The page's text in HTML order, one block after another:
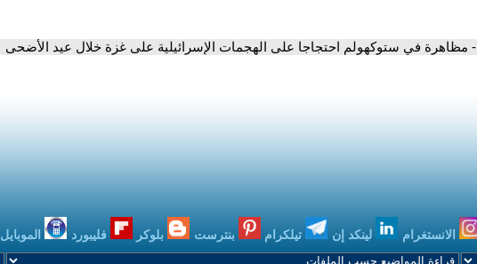
- مظاهرة في ستوكهولم احتجاجا على الهجمات الإسرائيلية على غزة خلال عيد الأضحى
الانستغرام لينكد إن تيلكرام بنترست بلوكر فليبورد الموبايل